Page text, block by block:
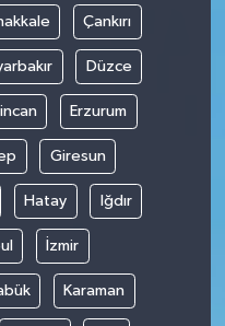
Çankırı
Düzce
Erzurum
Giresun
Hatay Iğdır
İzmir
Karaman